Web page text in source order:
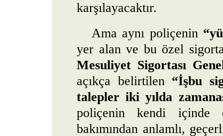
karşılayacaktır.
Ama aynı poliçenin
yer alan ve bu özel
Mesuliyet Sigortası
açıkça belirtilen “İşbu
talepler iki yılda
poliçenin kendi içinde
bakımından anlamlı,